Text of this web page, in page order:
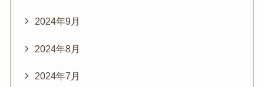
2024年9月
2024年8月
2024年7月